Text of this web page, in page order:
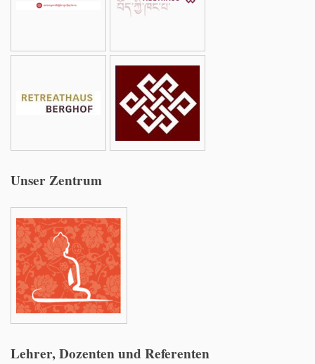
Unser Zentrum
Lehrer, Dozenten und Referenten